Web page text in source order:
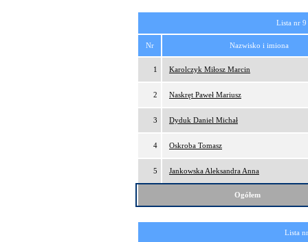
Lista nr
Nr Nazwisko i imiona
1 Karolczyk Miłosz Marcin
2 Naskręt Paweł Mariusz
3 Dyduk Daniel Michał
4 Oskroba Tomasz
5 Jankowska Aleksandra Anna
Ogółem
Lista